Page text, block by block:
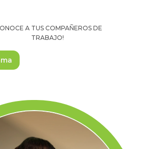
A TUS COMPAÑEROS DE
TRABAJO!